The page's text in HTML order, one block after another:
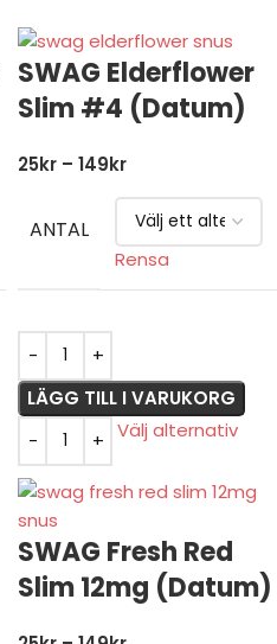
SWAG Elderflower
Slim #4 (Datum)
25kr – 149kr
ANTAL
Rensa
LÄGG TILL I VARUKORG
Välj alternativ
SWAG Fresh Red
Slim 12mg (Datum)